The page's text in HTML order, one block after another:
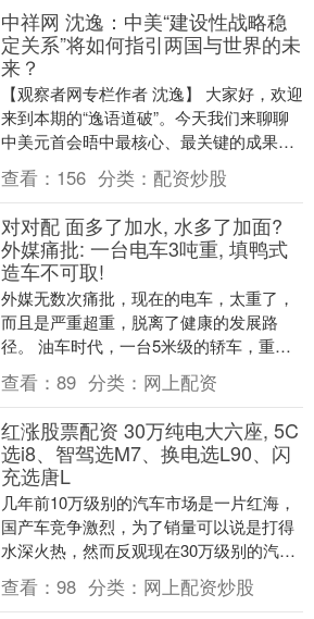
中祥网 沈逸：中美“建设性战略稳
定关系”将如何指引两国与世界的未
来？
【观察者网专栏作者 沈逸】 大家好，欢迎
来到本期的“逸语道破”。今天我们来聊聊
中美元首会晤中最核心、最关键的成果
——“中美建设性战略稳定关系”。这一概
念的提出，....
查看： 156 分类： 配资炒股
对对配 面多了加水, 水多了加面?
外媒痛批: 一台电车3吨重, 填鸭式
造车不可取!
外媒无数次痛批，现在的电车，太重了，
而且是严重超重，脱离了健康的发展路
径。 油车时代，一台5米级的轿车，重量
一般在1.5吨-1.6吨左右，典型的代表就是
本田雅阁....
查看： 89 分类： 网上配资
红涨股票配资 30万纯电大六座, 5C
选i8、智驾选M7、换电选L90、闪
充选唐L
几年前10万级别的汽车市场是一片红海，
国产车竞争激烈，为了销量可以说是打得
水深火热，然而反观现在30万级别的汽车
同样竞争激烈，主力车型已经从豪华外资
品牌转向了国....
查看： 98 分类： 网上配资炒股